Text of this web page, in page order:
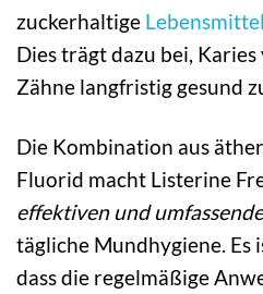
zuckerhaltige Lebensmittel
Dies trägt dazu bei,
Zähne langfristig gesund
Die Kombination aus
Fluorid macht Listerine
effektiven und
tägliche Mundhygiene. Es
dass die regelmäßige